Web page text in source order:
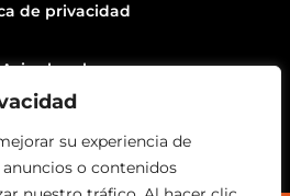
su experiencia de
o contenidos
de privacidad
Aviso legal